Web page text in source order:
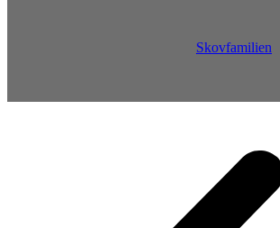
Skovfamilien